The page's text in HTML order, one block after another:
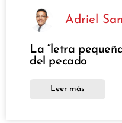
Adriel
La “letra
del pecado
Leer más